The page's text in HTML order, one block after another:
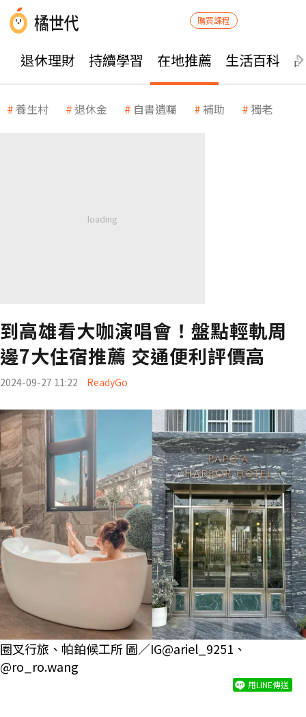
購買課程
退休理財 持續學習 在地推薦 生活百科
養生村 退休金 自書遺囑 補助 獨老
到高雄看大咖演唱會！盤點輕軌周
邊7大住宿推薦 交通便利評價高
2024-09-27 11:22 ReadyGo
圈叉行旅、帕鉑候工所 圖／IG@ariel_9251、
@ro_ro.wang
用LINE傳送